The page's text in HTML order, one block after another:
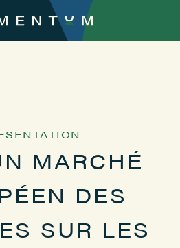
MARCHÉ
DES
SUR LES